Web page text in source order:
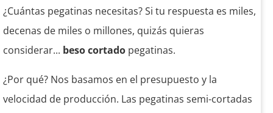
¿Cuántas pegatinas necesitas? Si tu respuesta es miles,
decenas de miles o millones, quizás quieras
considerar... beso cortado pegatinas.
¿Por qué? Nos basamos en el presupuesto y la
velocidad de producción. Las pegatinas semi-cortadas